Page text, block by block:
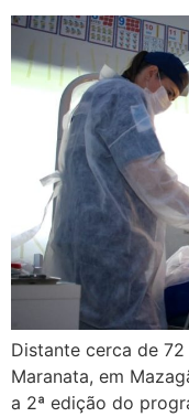
Distante cerca de
Maranata, em
a 2ª edição do